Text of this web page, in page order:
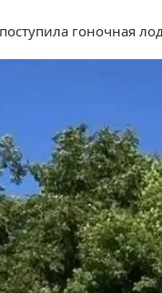
гоночная